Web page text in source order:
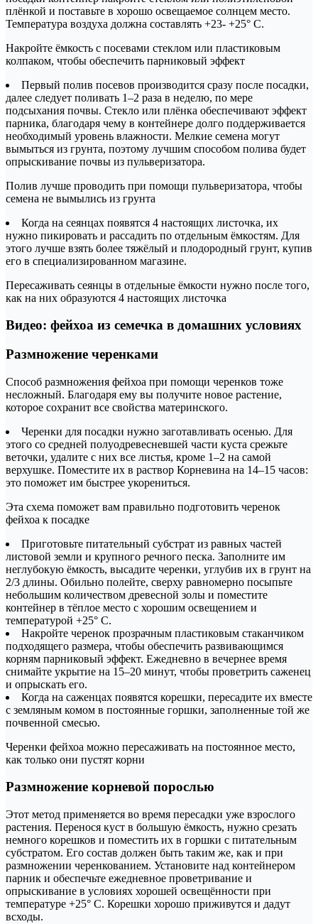
плёнкой и поставьте в хорошо освещаемое солнцем место.
Температура воздуха должна составлять +23- +25° C.
Накройте ёмкость с посевами стеклом или пластиковым
колпаком, чтобы обеспечить парниковый эффект
Первый полив посевов производится сразу после посадки,
далее следует поливать 1–2 раза в неделю, по мере
подсыхания почвы. Стекло или плёнка обеспечивают эффект
парника, благодаря чему в контейнере долго поддерживается
необходимый уровень влажности. Мелкие семена могут
вымыться из грунта, поэтому лучшим способом полива будет
опрыскивание почвы из пульверизатора.
Полив лучше проводить при помощи пульверизатора, чтобы
семена не вымылись из грунта
Когда на сеянцах появятся 4 настоящих листочка, их
нужно пикировать и рассадить по отдельным ёмкостям. Для
этого лучше взять более тяжёлый и плодородный грунт, купив
его в специализированном магазине.
Пересаживать сеянцы в отдельные ёмкости нужно после того,
как на них образуются 4 настоящих листочка
Видео: фейхоа из семечка в домашних условиях
Размножение черенками
Способ размножения фейхоа при помощи черенков тоже
несложный. Благодаря ему вы получите новое растение,
которое сохранит все свойства материнского.
Черенки для посадки нужно заготавливать осенью. Для
этого со средней полуодревесневшей части куста срежьте
веточки, удалите с них все листья, кроме 1–2 на самой
верхушке. Поместите их в раствор Корневина на 14–15 часов:
это поможет им быстрее укорениться.
Эта схема поможет вам правильно подготовить черенок
фейхоа к посадке
Приготовьте питательный субстрат из равных частей
листовой земли и крупного речного песка. Заполните им
неглубокую ёмкость, высадите черенки, углубив их в грунт на
2/3 длины. Обильно полейте, сверху равномерно посыпьте
небольшим количеством древесной золы и поместите
контейнер в тёплое место с хорошим освещением и
температурой +25° C.
Накройте черенок прозрачным пластиковым стаканчиком
подходящего размера, чтобы обеспечить развивающимся
корням парниковый эффект. Ежедневно в вечернее время
снимайте укрытие на 15–20 минут, чтобы проветрить саженец
и опрыскать его.
Когда на саженцах появятся корешки, пересадите их вместе
с земляным комом в постоянные горшки, заполненные той же
почвенной смесью.
Черенки фейхоа можно пересаживать на постоянное место,
как только они пустят корни
Размножение корневой порослью
Этот метод применяется во время пересадки уже взрослого
растения. Перенося куст в большую ёмкость, нужно срезать
немного корешков и поместить их в горшки с питательным
субстратом. Его состав должен быть таким же, как и при
размножении черенкованием. Установите над контейнером
парник и обеспечьте ежедневное проветривание и
опрыскивание в условиях хорошей освещённости при
температуре +25° C. Корешки хорошо приживутся и дадут
всходы.